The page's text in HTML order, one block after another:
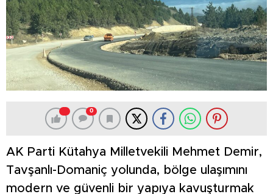
0
AK Parti Kütahya Milletvekili Mehmet Demir,
Tavşanlı-Domaniç yolunda, bölge ulaşımını
modern ve güvenli bir yapıya kavuşturmak